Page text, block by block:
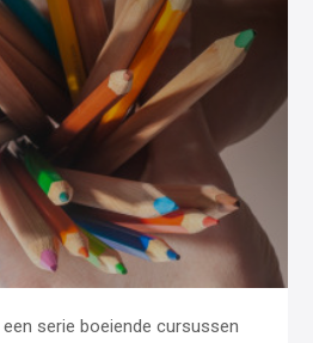
serie boeiende cursussen